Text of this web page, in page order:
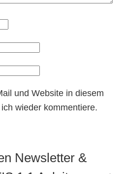
und Website in diesem
wieder kommentiere.
Newsletter &